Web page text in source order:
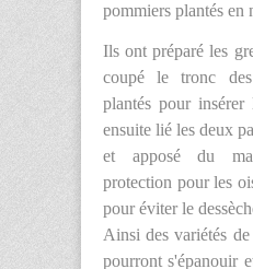
pommiers plantés en
Ils ont préparé les
coupé le tronc
plantés pour
ensuite lié les deux
et apposé du
protection pour les
pour éviter le
Ainsi des variétés
pourront s'épanouir